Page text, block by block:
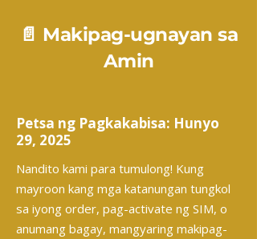
📄 Makipag-ugnayan sa
Amin
Petsa ng Pagkakabisa: Hunyo
29, 2025
Nandito kami para tumulong! Kung
mayroon kang mga katanungan tungkol
sa iyong order, pag-activate ng SIM, o
anumang bagay, mangyaring makipag-